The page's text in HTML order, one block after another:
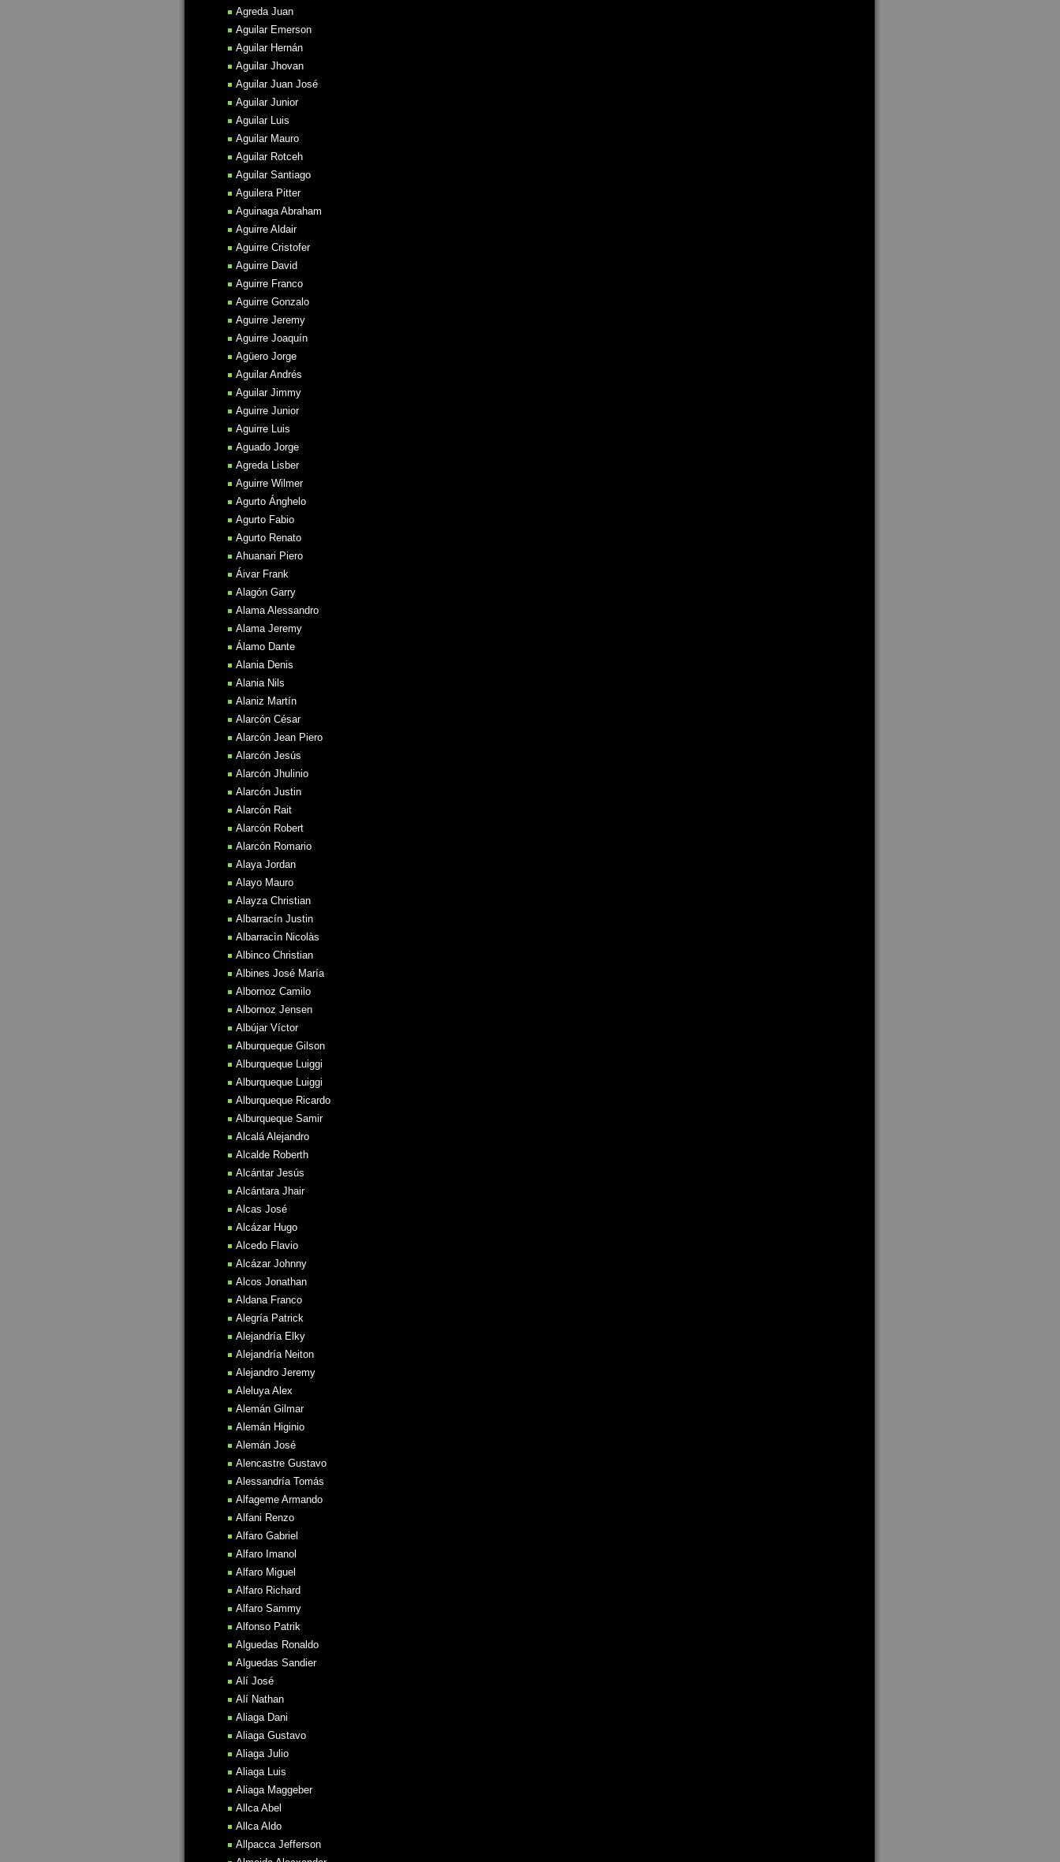
Agreda Juan
Aguilar Emerson
Aguilar Hernán
Aguilar Jhovan
Aguilar Juan José
Aguilar Junior
Aguilar Luis
Aguilar Mauro
Aguilar Rotceh
Aguilar Santiago
Aguilera Pitter
Aguinaga Abraham
Aguirre Aldair
Aguirre Cristofer
Aguirre David
Aguirre Franco
Aguirre Gonzalo
Aguirre Jeremy
Aguirre Joaquín
Agüero Jorge
Aguilar Andrés
Aguilar Jimmy
Aguirre Junior
Aguirre Luis
Aguado Jorge
Agreda Lisber
Aguirre Wilmer
Agurto Ánghelo
Agurto Fabio
Agurto Renato
Ahuanari Piero
Áivar Frank
Alagón Garry
Alama Alessandro
Alama Jeremy
Álamo Dante
Alania Denis
Alania Nils
Alaniz Martín
Alarcón César
Alarcón Jean Piero
Alarcón Jesús
Alarcón Jhulinio
Alarcón Justin
Alarcón Rait
Alarcón Robert
Alarcón Romario
Alaya Jordan
Alayo Mauro
Alayza Christian
Albarracín Justin
Albarracìn Nicolàs
Albinco Christian
Albines José María
Albornoz Camilo
Albornoz Jensen
Albújar Víctor
Alburqueque Gilson
Alburqueque Luiggi
Alburqueque Luiggi
Alburqueque Ricardo
Alburqueque Samir
Alcalá Alejandro
Alcalde Roberth
Alcántar Jesús
Alcántara Jhair
Alcas José
Alcázar Hugo
Alcedo Flavio
Alcázar Johnny
Alcos Jonathan
Aldana Franco
Alegría Patrick
Alejandría Elky
Alejandría Neiton
Alejandro Jeremy
Aleluya Alex
Alemán Gilmar
Alemán Higinio
Alemán José
Alencastre Gustavo
Alessandría Tomás
Alfageme Armando
Alfani Renzo
Alfaro Gabriel
Alfaro Imanol
Alfaro Miguel
Alfaro Richard
Alfaro Sammy
Alfonso Patrik
Alguedas Ronaldo
Alguedas Sandier
Alí José
Alí Nathan
Aliaga Dani
Aliaga Gustavo
Aliaga Julio
Aliaga Luis
Aliaga Maggeber
Allca Abel
Allca Aldo
Allpacca Jefferson